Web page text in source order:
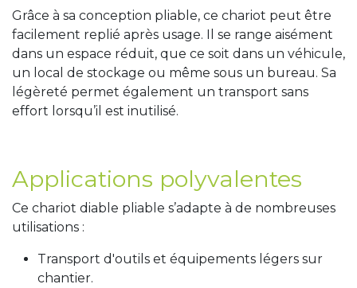
Grâce à sa conception pliable, ce chariot peut être
facilement replié après usage. Il se range aisément
dans un espace réduit, que ce soit dans un véhicule,
un local de stockage ou même sous un bureau. Sa
légèreté permet également un transport sans
effort lorsqu’il est inutilisé.
Applications polyvalentes
Ce chariot diable pliable s’adapte à de nombreuses
utilisations :
Transport d'outils et équipements légers sur
chantier.